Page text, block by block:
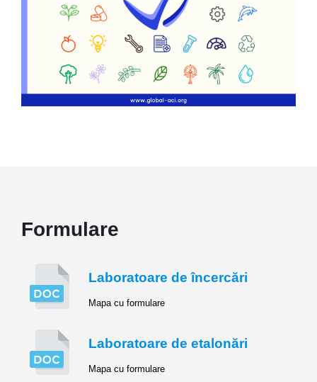
Formulare
Laboratoare de încercări
Mapa cu formulare
Laboratoare de etalonări
Mapa cu formulare